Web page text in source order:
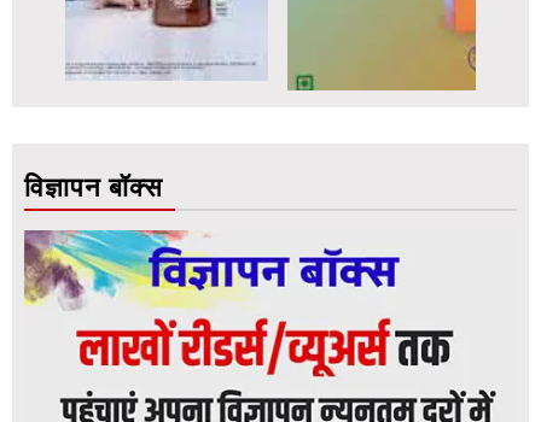
विज्ञापन बॉक्स